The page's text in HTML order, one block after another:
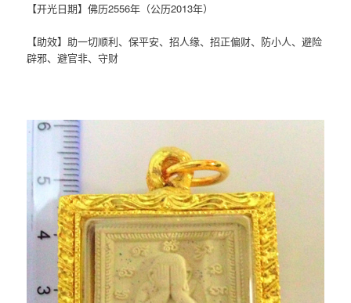
【开光日期】佛历2556年（公历2013年）
【助效】助一切顺利、保平安、招人缘、招正偏财、防小人、避险
辟邪、避官非、守财